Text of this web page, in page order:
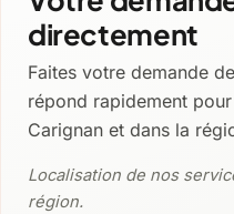
directement
Faites votre demande
répond rapidement
Carignan et dans la
Localisation de nos
région.